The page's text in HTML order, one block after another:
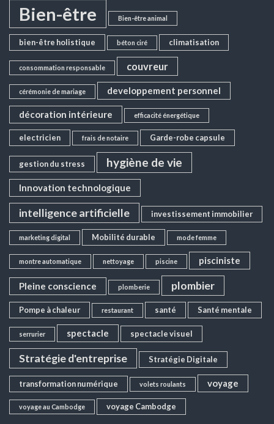
Bien-être Bien-être animal
bien-être holistique béton ciré climatisation
consommation responsable couvreur
cérémonie de mariage developpement personnel
décoration intérieure efficacité énergétique
electricien frais de notaire Garde-robe capsule
gestion du stress hygiène de vie
Innovation technologique
intelligence artificielle investissement immobilier
marketing digital Mobilité durable mode femme
montre automatique nettoyage piscine pisciniste
Pleine conscience plomberie plombier
Pompe à chaleur restaurant santé Santé mentale
serrurier spectacle spectacle visuel
Stratégie d'entreprise Stratégie Digitale
transformation numérique volets roulants voyage
voyage au Cambodge voyage Cambodge